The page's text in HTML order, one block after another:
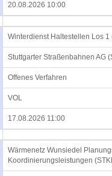
20.08.2026 10:00
Winterdienst Haltestellen Los
Stuttgarter Straßenbahnen AG
Offenes Verfahren
VOL
17.08.2026 11:00
Wärmenetz Wunsiedel
Koordinierungsleistungen